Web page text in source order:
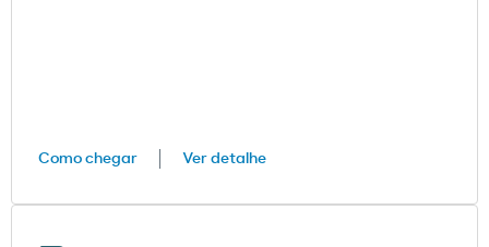
Como chegar Ver detalhe